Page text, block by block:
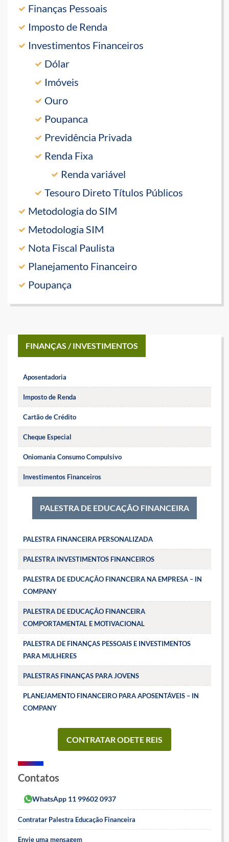
Finanças Pessoais
Imposto de Renda
Investimentos Financeiros
Dólar
Imóveis
Ouro
Poupanca
Previdência Privada
Renda Fixa
Renda variável
Tesouro Direto Títulos Públicos
Metodologia do SIM
Metodologia SIM
Nota Fiscal Paulista
Planejamento Financeiro
Poupança
FINANÇAS / INVESTIMENTOS
Aposentadoria
Imposto de Renda
Cartão de Crédito
Cheque Especial
Oniomania Consumo Compulsivo
Investimentos Financeiros
PALESTRA DE EDUCAÇÃO FINANCEIRA
PALESTRA FINANCEIRA PERSONALIZADA
PALESTRA INVESTIMENTOS FINANCEIROS
PALESTRA DE EDUCAÇÃO FINANCEIRA NA EMPRESA – IN
COMPANY
PALESTRA DE EDUCAÇÃO FINANCEIRA
COMPORTAMENTAL E MOTIVACIONAL
PALESTRA DE FINANÇAS PESSOAIS E INVESTIMENTOS
PARA MULHERES
PALESTRAS FINANÇAS PARA JOVENS
PLANEJAMENTO FINANCEIRO PARA APOSENTÁVEIS – IN
COMPANY
CONTRATAR ODETE REIS
Contatos
WhatsApp 11 99602 0937
Contratar Palestra Educação Financeira
Envie uma mensagem